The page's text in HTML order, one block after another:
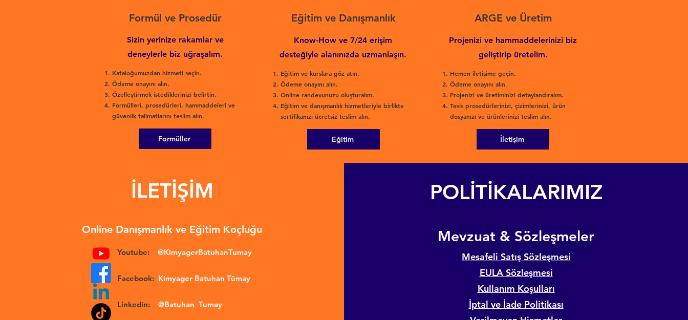
Formül ve Prosedür
Sizin yerinize rakamlar ve
deneylerle biz uğraşalım.
Kataloğumuzdan hizmeti seçin.
Ödeme onayını alın.
Özelleştirmek istediklerinizi belirtin.
Formülleri, prosedürleri, hammaddeleri ve
güvenlik talimatlarını teslim alın.
Formüller
Eğitim ve Danışmanlık
Know-How ve 7/24 erişim
desteğiyle alanınızda uzmanlaşın.
Eğitim ve kurslara göz atın.
Ödeme onayını alın.
Online randevunuzu oluşturalım.
Eğitim ve danışmanlık hizmetleriyle birlikte
sertifikanızı ücretsiz teslim alın.
Eğitim
ARGE ve Üretim
Hemen iletişime geçin.
Ödeme onayını alın.
Projenizi ve üretiminizi detaylandıralım.
Tesis prosedürlerinizi, çizimlerinizi, ürün
dosyanızı ve ürünlerinizi teslim alın.
Projenizi ve hammaddelerinizi biz
geliştirip üretelim.
İletişim
İLETİŞİM
Online Danışmanlık ve Eğitim Koçluğu
Youtube: @KimyagerBatuhanTumay
Facebook: Kimyager Batuhan Tümay
Linkedin: @Batuhan_Tumay
POLİTİKALARIMIZ
​Mevzuat & Sözleşmeler
Mesafeli Satış Sözleşmesi
EULA Sözleşmesi
Kullanım Koşulları
İptal ve İade Politikası